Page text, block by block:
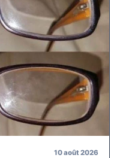
10 août 2026